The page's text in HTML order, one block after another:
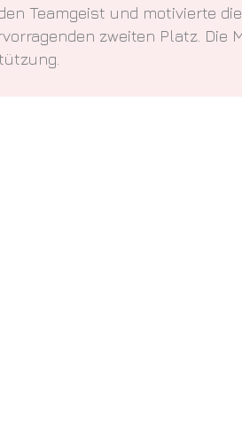
Teamgeist und motivierte
zweiten Platz.